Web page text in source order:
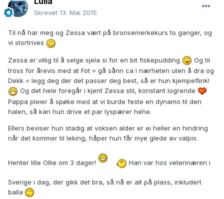
Skrevet 13. Mai 2015
Til nå har meg og Zessa vært på bronsemerkekurs to ganger, og
vi stortrives
Zessa er villig til å selge sjela si for en bit fiskepudding
Og til
tross for årevis med at Fot = gå sånn ca i nærheten uten å dra og
Dekk = legg deg der det passer deg best, så er hun kjempeflink!
Og det hele foregår i kjent Zessa stil, konstant logrende
Pappa pleier å spøke med at vi burde feste en dynamo til den
halen, så kan hun drive et par lyspærer hehe.
Ellers beviser hun stadig at voksen alder er ei heller en hindring
når det kommer til leking, håper hun får mye glede av valpis.
Henter lille Ollie om 3 dager! Han var hos veterinæren i
Sverige i dag, der gikk det bra, så nå er alt på plass, inkludert
balla